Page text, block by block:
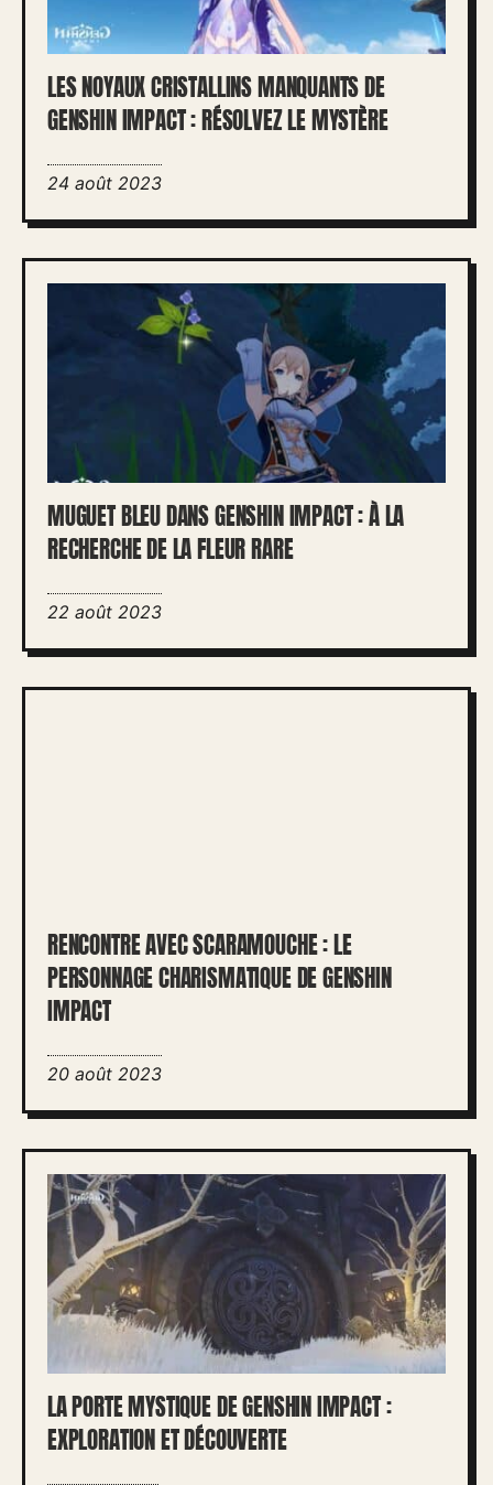
LES NOYAUX CRISTALLINS MANQUANTS DE
GENSHIN IMPACT : RÉSOLVEZ LE MYSTÈRE
24 août 2023
MUGUET BLEU DANS GENSHIN IMPACT : À LA
RECHERCHE DE LA FLEUR RARE
22 août 2023
RENCONTRE AVEC SCARAMOUCHE : LE
PERSONNAGE CHARISMATIQUE DE GENSHIN
IMPACT
20 août 2023
LA PORTE MYSTIQUE DE GENSHIN IMPACT :
EXPLORATION ET DÉCOUVERTE